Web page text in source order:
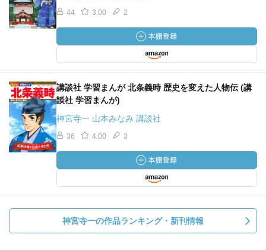
44 3.00 2
講談社 学習まんが 北条義時 歴史を変えた人物伝 (講
談社 学習まんが)
神宮寺一 山本みなみ 講談社
36 4.00 3
神宮寺一の作品ランキング・新刊情報